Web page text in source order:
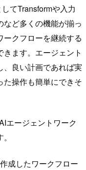
てTransformや入力
ど多くの機能が揃っ
クフローを継続する
ます。エージェント
、良い計画であれば実
操作も簡単にできそ
エージェントワーク
成したワークフロー